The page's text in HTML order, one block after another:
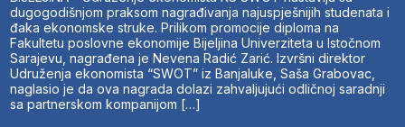
dugogodišnjom praksom nagrađivanja najuspješnijih studenata i
đaka ekonomske struke. Prilikom promocije diploma na
Fakultetu poslovne ekonomije Bijeljina Univerziteta u Istočnom
Sarajevu, nagrađena je Nevena Radić Zarić. Izvršni direktor
Udruženja ekonomista “SWOT” iz Banjaluke, Saša Grabovac,
naglasio je da ova nagrada dolazi zahvaljujući odličnoj saradnji
sa partnerskom kompanijom […]